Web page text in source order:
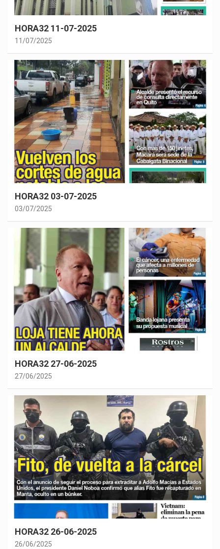
HORA32 11-07-2025
11/07/2025
HORA32 03-07-2025
03/07/2025
HORA32 27-06-2025
27/06/2025
HORA32 26-06-2025
26/06/2025